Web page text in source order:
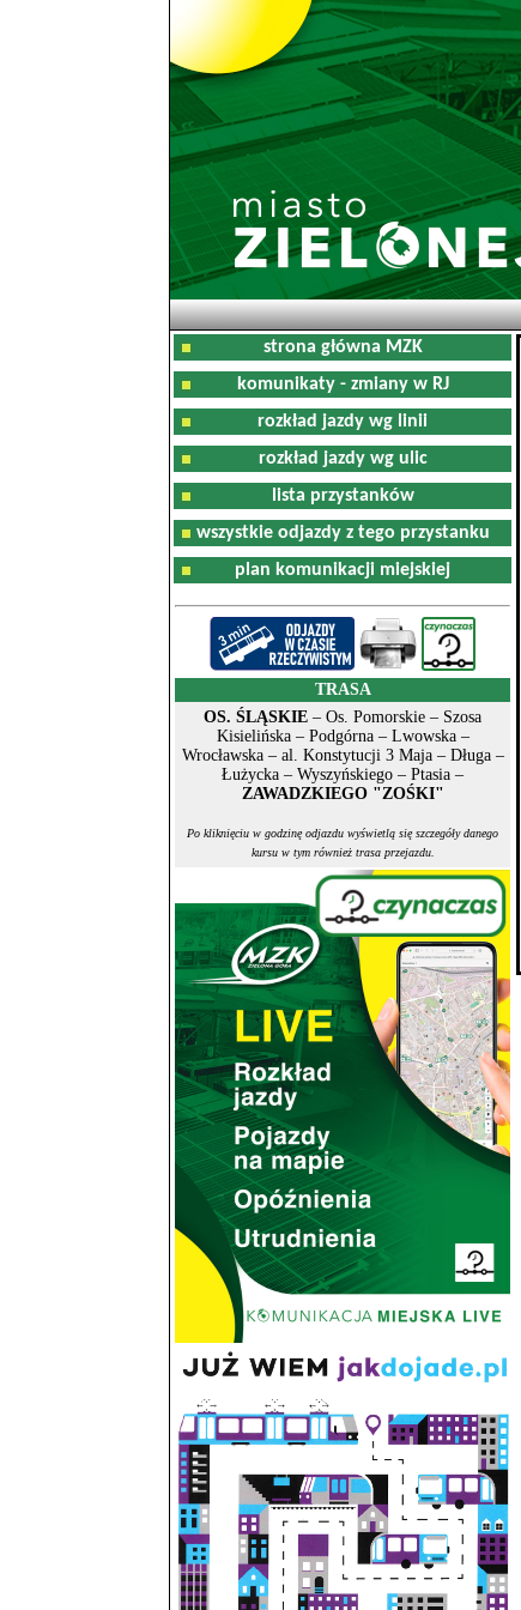
strona główna MZK
komunikaty - zmiany w RJ
rozkład jazdy wg linii
rozkład jazdy wg ulic
lista przystanków
wszystkie odjazdy z tego przystanku
plan komunikacji miejskiej
TRASA
OS. ŚLĄSKIE – Os. Pomorskie – Szosa
Kisielińska – Podgórna – Lwowska –
Wrocławska – al. Konstytucji 3 Maja – Długa –
Łużycka – Wyszyńskiego – Ptasia –
ZAWADZKIEGO "ZOŚKI"
Po kliknięciu w godzinę odjazdu wyświetlą się szczegóły danego
kursu w tym również trasa przejazdu.